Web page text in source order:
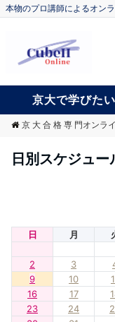
本物のプロ講師によるオン
京大で学びた
京 大 合 格 専 門オンラ
日別スケジュー
日 月
2
3
9
10
16
17
23
24